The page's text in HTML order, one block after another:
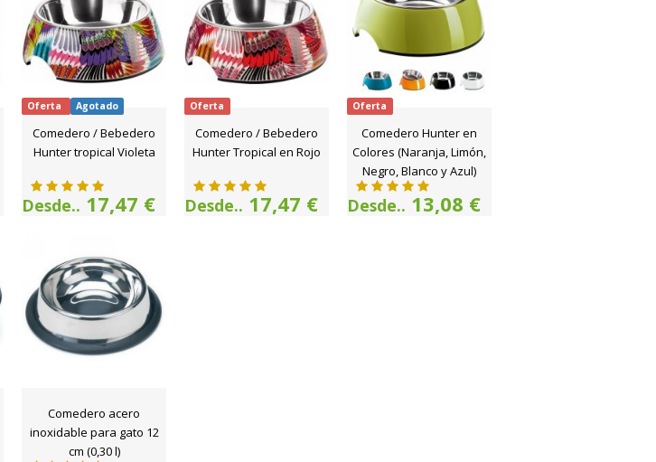
Oferta Agotado
Comedero / Bebedero
Hunter tropical Violeta
Desde.. 17,47 €
Oferta
Comedero / Bebedero
Hunter Tropical en Rojo
Desde.. 17,47 €
Oferta
Comedero Hunter en
Colores (Naranja, Limón,
Negro, Blanco y Azul)
Desde.. 13,08 €
Comedero acero
inoxidable para gato 12
cm (0,30 l)